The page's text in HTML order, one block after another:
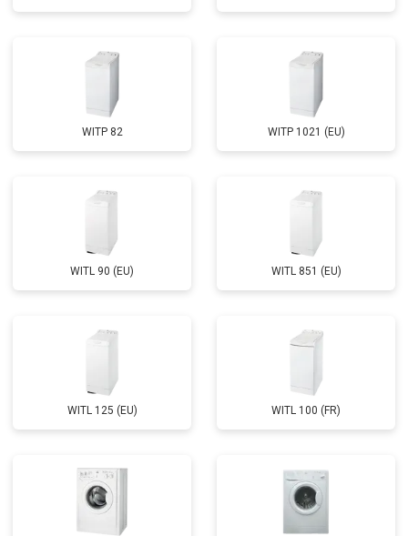
Замена УБЛ от 2100 ₽
Замена приводного ремня Заказать
WITP 82 WITP 1021 (EU)
WITL 90 (EU) WITL 851 (EU)
WITL 125 (EU) WITL 100 (FR)